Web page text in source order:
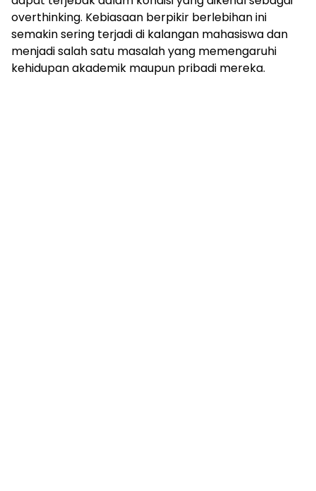
overthinking. Kebiasaan berpikir berlebihan ini
semakin sering terjadi di kalangan mahasiswa dan
menjadi salah satu masalah yang memengaruhi
kehidupan akademik maupun pribadi mereka.